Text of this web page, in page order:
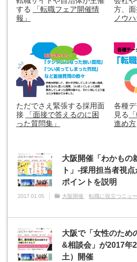
する
「転職フェア開催情
報」
方、
ノウハ
ただでさえ緊張する採用面
接
「面接で答えるのに困
った質問集」
各種
見る
進め方
大阪開催「わかもの
ト」-採用担当者視
ポイントを説明
2017.01.05 大阪開催 転職に役立つニュ
大阪で「女性のため
&相談会」が2017年
土）開催